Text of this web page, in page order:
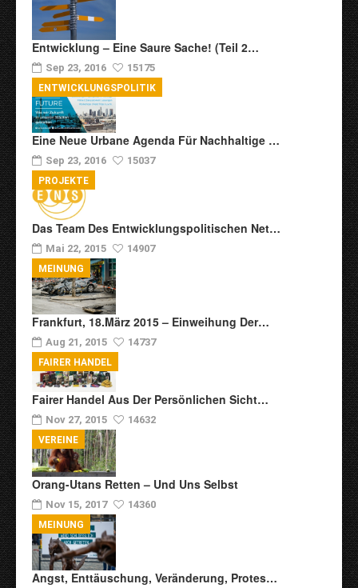
Entwicklung – Eine Saure Sache! (Teil 2…
Sep 23, 2016 15175
Eine Neue Urbane Agenda Für Nachhaltige …
Sep 23, 2016 15037
ENTWICKLUNGSPOLITIK
Das Team Des Entwicklungspolitischen Net…
Mai 22, 2015 14907
PROJEKTE
Frankfurt, 18.März 2015 – Einweihung Der…
Aug 21, 2015 14737
MEINUNG
Fairer Handel Aus Der Persönlichen Sicht…
Nov 27, 2015 14632
FAIRER HANDEL
Orang-Utans Retten – Und Uns Selbst
Nov 15, 2017 14360
VEREINE
Angst, Enttäuschung, Veränderung, Protes…
MEINUNG